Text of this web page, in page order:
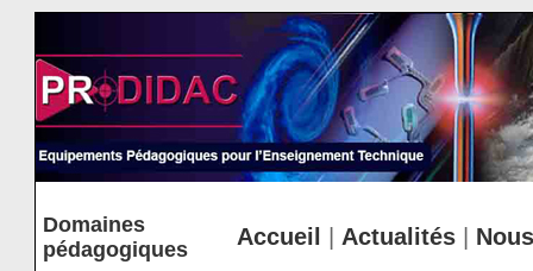
Domaines
pédagogiques
Accueil Actualités|
Cookies management panel